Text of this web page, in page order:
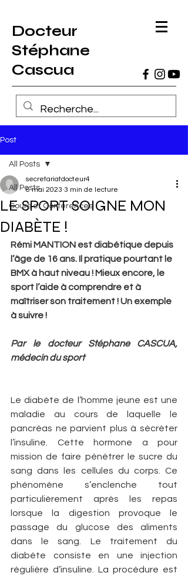
Docteur
Stéphane
Cascua
Post
All Posts
Cours et Conférences
All Posts
LE SPORT SOIGNE MON
DIABÈTE !
secretariatdocteur4
8 mai 2023 3 min de lecture
Rémi MANTION est diabétique depuis
l’âge de 16 ans. Il pratique pourtant le
BMX à haut niveau ! Mieux encore, le
sport l’aide à comprendre et à
maîtriser son traitement ! Un exemple
à suivre !
Par le docteur Stéphane CASCUA,
médecin du sport
Le diabète de l’homme jeune est une
maladie au cours de laquelle le
pancréas ne parvient plus à sécréter
l’insuline. Cette hormone a pour
mission de faire pénétrer le sucre du
sang dans les cellules du corps. Ce
phénomène s’enclenche tout
particulièrement après les repas
lorsque la digestion provoque le
passage du glucose des aliments
dans le sang. Le traitement du
diabète consiste en une injection
régulière d’insuline. La procédure est